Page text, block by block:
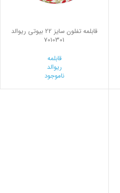
قابلمه تفلون سایز 22 بیوتی ریوالد
7010301
قابلمه
ریوالد
ناموجود